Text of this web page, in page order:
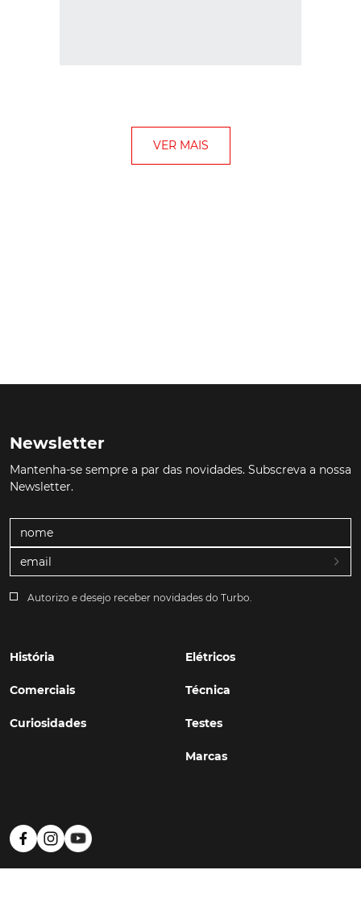
Newsletter
Mantenha-se sempre a par das novidades. Subscreva a nossa
Newsletter.
Autorizo e desejo receber novidades do Turbo.
História
Comerciais
Curiosidades
Elétricos
Técnica
Testes
Marcas